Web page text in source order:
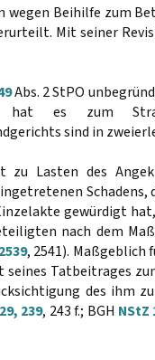
wegen Beihilfe zum
Mit seiner
Abs. 2 StPO
hat es zum
sind in
zu Lasten des
Schadens,
gewürdigt
nach dem
, 2541). Maßgeblich
Tatbeitrages
des ihm
239, 243 f.; BGH NStZ